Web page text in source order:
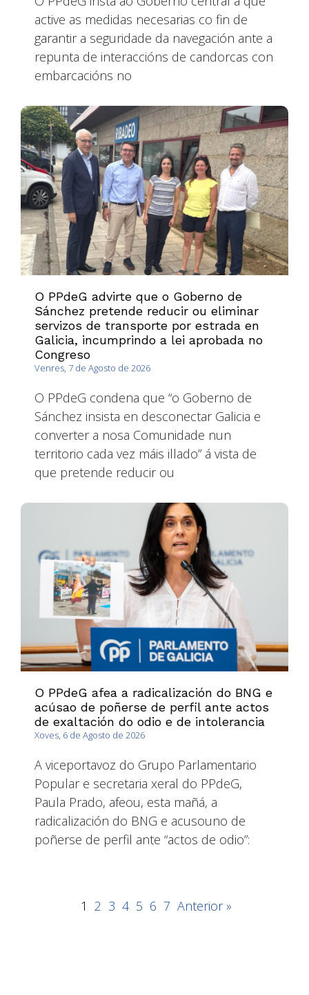
active as medidas necesarias co fin de
garantir a seguridade da navegación ante a
repunta de interaccións de candorcas con
embarcacións no
O PPdeG advirte que o Goberno de
Sánchez pretende reducir ou eliminar
servizos de transporte por estrada en
Galicia, incumprindo a lei aprobada no
Congreso
Venres, 7 de Agosto de 2026
O PPdeG condena que “o Goberno de
Sánchez insista en desconectar Galicia e
converter a nosa Comunidade nun
territorio cada vez máis illado” á vista de
que pretende reducir ou
O PPdeG afea a radicalización do BNG e
acúsao de poñerse de perfil ante actos
de exaltación do odio e de intolerancia
Xoves, 6 de Agosto de 2026
A viceportavoz do Grupo Parlamentario
Popular e secretaria xeral do PPdeG,
Paula Prado, afeou, esta mañá, a
radicalización do BNG e acusouno de
poñerse de perfil ante “actos de odio”:
1 2 3 4 5 6 7 Anterior »